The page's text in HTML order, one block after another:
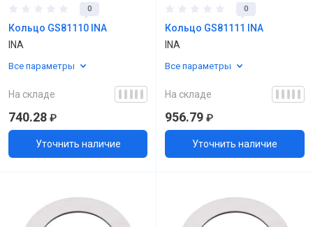
0
Кольцо GS81110 INA
INA
Все параметры
На складе
740.28 ₽
Уточнить наличие
0
Кольцо GS81111 INA
INA
Все параметры
На складе
956.79 ₽
Уточнить наличие